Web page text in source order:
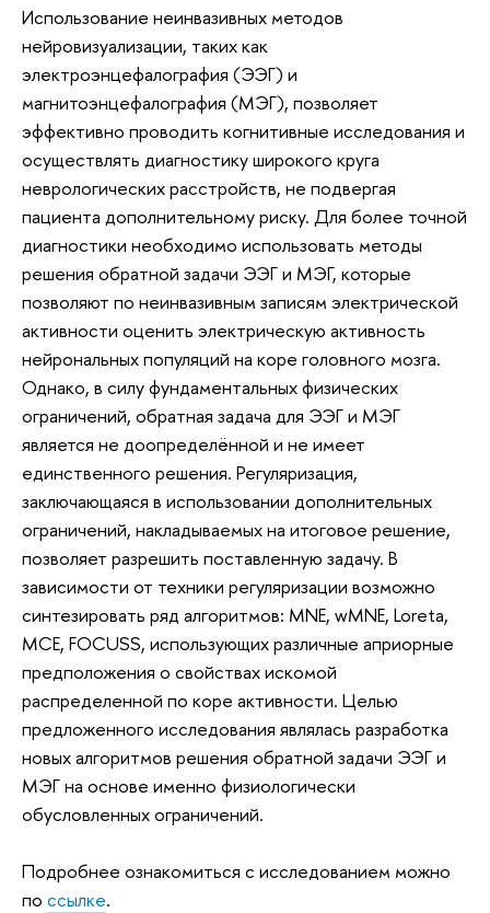
Использование неинвазивных методов
нейровизуализации, таких как
электроэнцефалография (ЭЭГ) и
магнитоэнцефалография (МЭГ), позволяет
эффективно проводить когнитивные исследования и
осуществлять диагностику широкого круга
неврологических расстройств, не подвергая
пациента дополнительному риску. Для более точной
диагностики необходимо использовать методы
решения обратной задачи ЭЭГ и МЭГ, которые
позволяют по неинвазивным записям электрической
активности оценить электрическую активность
нейрональных популяций на коре головного мозга.
Однако, в силу фундаментальных физических
ограничений, обратная задача для ЭЭГ и МЭГ
является не доопределённой и не имеет
единственного решения. Регуляризация,
заключающаяся в использовании дополнительных
ограничений, накладываемых на итоговое решение,
позволяет разрешить поставленную задачу. В
зависимости от техники регуляризации возможно
синтезировать ряд алгоритмов: MNE, wMNE, Loreta,
MCE, FOCUSS, использующих различные априорные
предположения о свойствах искомой
распределенной по коре активности. Целью
предложенного исследования являлась разработка
новых алгоритмов решения обратной задачи ЭЭГ и
МЭГ на основе именно физиологически
обусловленных ограничений.
Подробнее ознакомиться с исследованием можно
по ссылке.